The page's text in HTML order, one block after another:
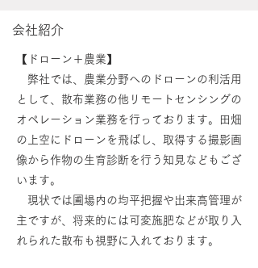
​会社紹介
【ドローン＋農業】
弊社では、農業分野へのドローンの利活用
として、散布業務の他リモートセンシングの
オペレーション業務を行っております。田畑
の上空にドローンを飛ばし、取得する撮影画
像から作物の生育診断を行う知見などもござ
います。
現状では圃場内の均平把握や出来高管理が
主ですが、将来的には可変施肥などが取り入
れられた散布も視野に入れております。